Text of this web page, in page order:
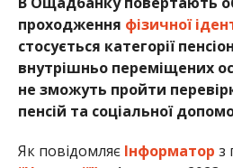
проходження фізичної
стосується категорії
внутрішньо переміщених
не зможуть пройти
пенсій та соціальної
Як повідомляє Інформатор з